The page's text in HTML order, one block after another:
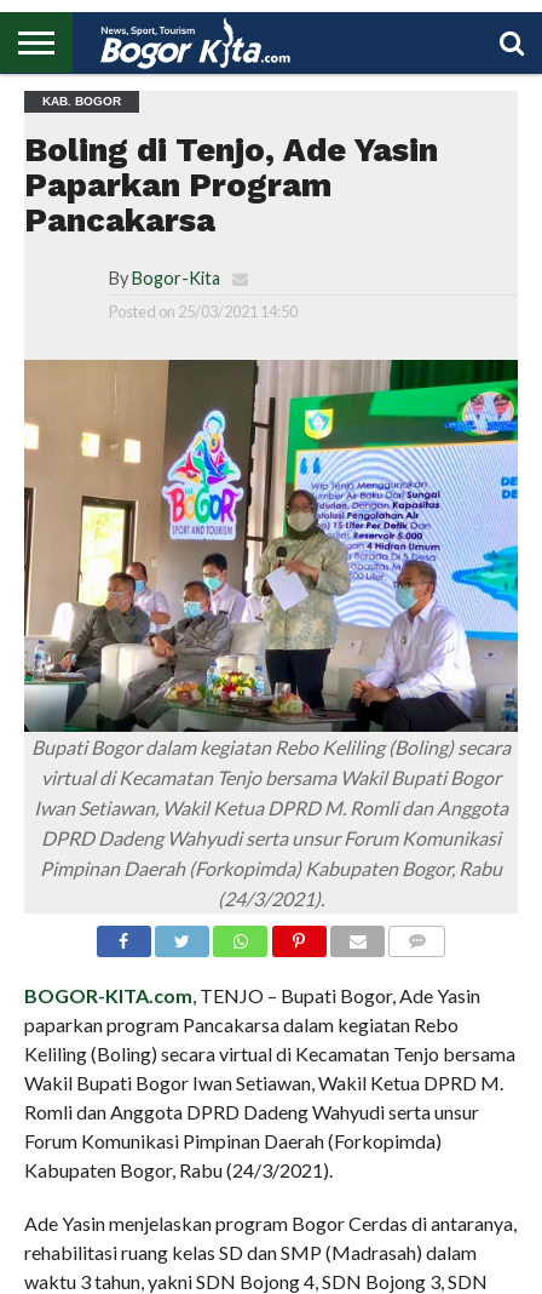
BOGOR
REGIONAL
NASIONAL
PENDIDIKAN
WISATA
OLAHRAGA
LAPORAN
PROFIL
KAB. BOGOR
Boling di Tenjo, Ade Yasin
Paparkan Program
Pancakarsa
By Bogor-Kita
Posted on 25/03/2021 14:50
Bupati Bogor dalam kegiatan Rebo Keliling (Boling) secara
virtual di Kecamatan Tenjo bersama Wakil Bupati Bogor
Iwan Setiawan, Wakil Ketua DPRD M. Romli dan Anggota
DPRD Dadeng Wahyudi serta unsur Forum Komunikasi
Pimpinan Daerah (Forkopimda) Kabupaten Bogor, Rabu
(24/3/2021).
BOGOR-KITA.com , TENJO – Bupati Bogor, Ade Yasin
paparkan program Pancakarsa dalam kegiatan Rebo
Keliling (Boling) secara virtual di Kecamatan Tenjo bersama
Wakil Bupati Bogor Iwan Setiawan, Wakil Ketua DPRD M.
Romli dan Anggota DPRD Dadeng Wahyudi serta unsur
Forum Komunikasi Pimpinan Daerah (Forkopimda)
Kabupaten Bogor, Rabu (24/3/2021).
Ade Yasin menjelaskan program Bogor Cerdas di antaranya,
rehabilitasi ruang kelas SD dan SMP (Madrasah) dalam
waktu 3 tahun, yakni SDN Bojong 4, SDN Bojong 3, SDN